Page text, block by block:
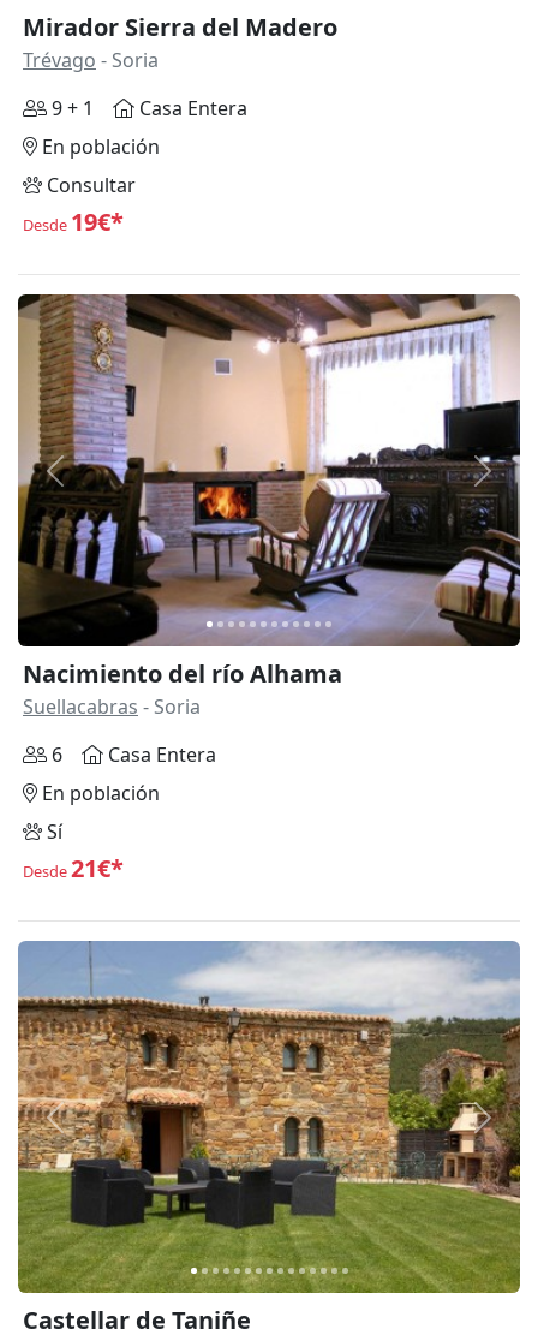
Mirador Sierra del Madero
Trévago - Soria
9 + 1
Casa Entera
En población
Consultar
Desde 19€*
Anterior
Nacimiento del río Alhama
Suellacabras - Soria
6
Casa Entera
En población
Sí
Desde21€*
Anterior
Castellar de Taniñe